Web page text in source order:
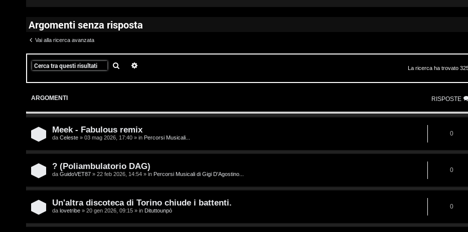
Argomenti senza risposta
Vai alla ricerca avanzata
Cerca La ricerca ha trovato
ARGOMENTI RISPOSTE
Meek - Fabulous remix
da Celeste » 03 mag 2026, 17:40 » in Percorsi Musicali...
0
? (Poliambulatorio DAG)
da GuidoVET87 » 22 feb 2026, 14:54 » in Percorsi Musicali di Gigi D'Agostino...
0
Un'altra discoteca di Torino chiude i battenti.
da lovetribe » 20 gen 2026, 09:15 » in Dituttounpò
0